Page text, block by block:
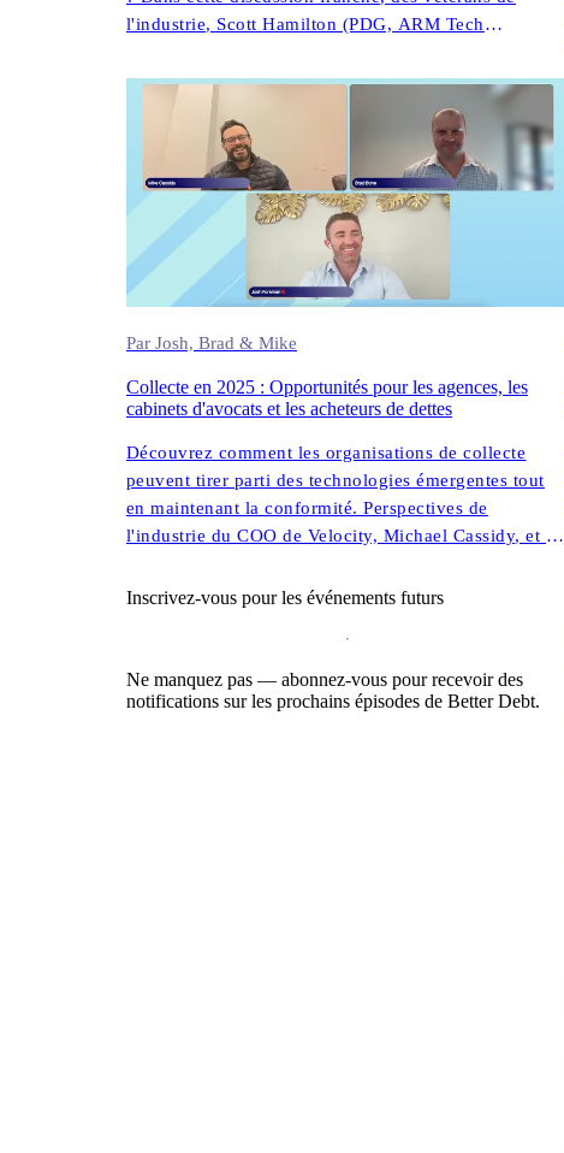
l'industrie, Scott Hamilton (PDG, ARM Tech
Foreman (PDG et fondateur, InDebted) partagent des
perspectives sans filtre sur ce qui fonctionne
réellement dans la technologie de collecte moderne.
Par Josh, Brad & Mike
Collecte en 2025 : Opportunités pour les agences, les
cabinets d'avocats et les acheteurs de dettes
Découvrez comment les organisations de collecte
peuvent tirer parti des technologies émergentes tout
en maintenant la conformité. Perspectives de
l'industrie du COO de Velocity, Michael Cassidy, et de
Inscrivez-vous pour les événements futurs
Ne manquez pas — abonnez-vous pour recevoir des
notifications sur les prochains épisodes de Better Debt.